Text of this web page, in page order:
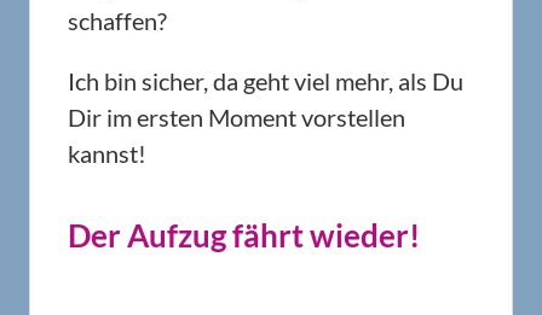
schaffen?
Ich bin sicher, da geht viel mehr, als Du
Dir im ersten Moment vorstellen
kannst!
Der Aufzug fährt wieder!